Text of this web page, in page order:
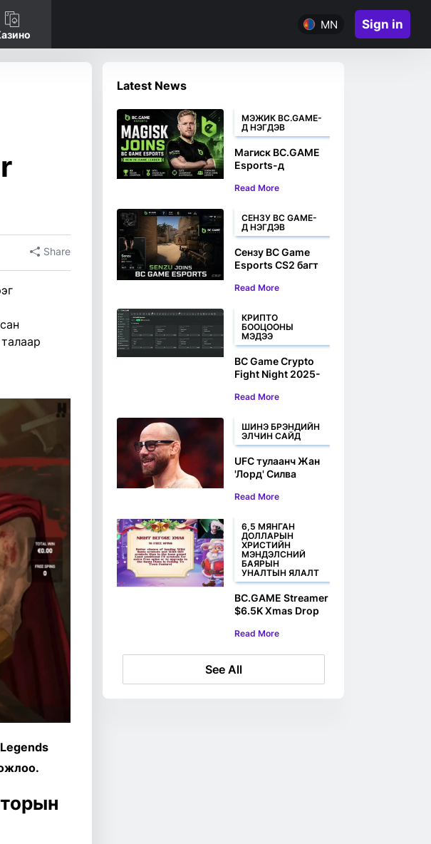
MN Sign in
Share
Latest News
МЭЖИК BC.GAME-
Д НЭГДЭВ
Магиск BC.GAME
Esports-д
удирдагчаар
Read More
СЕНЗУ BC GAME-
Д НЭГДЭВ
Сензу BC Game
Esports CS2 багт
Read More
КРИПТО
БООЦООНЫ
МЭДЭЭ
BC Game Crypto
Fight Night 2025-
түншээр
Read More
ШИНЭ БРЭНДИЙН
ЭЛЧИН САЙД
UFC тулаанч Жан
'Лорд' Силва
элчээр элсэв
Read More
6,5 МЯНГАН
ДОЛЛАРЫН
ХРИСТИЙН
МЭНДЭЛСНИЙ
БАЯРЫН
УНАЛТЫН ЯЛАЛТ
BC.GAME Streamer
$6.5K Xmas Drop
Read More
See All